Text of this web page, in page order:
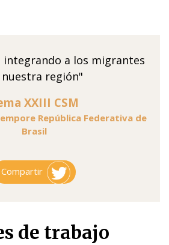
integrando a los migrantes
nuestra región"
XXIII CSM
República Federativa de
Brasil
Compartir
de trabajo